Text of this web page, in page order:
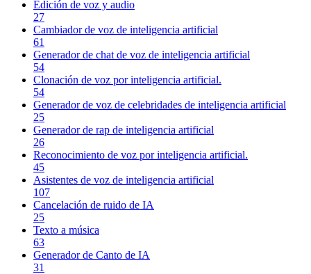
Edición de voz y audio
27
Cambiador de voz de inteligencia artificial
61
Generador de chat de voz de inteligencia artificial
54
Clonación de voz por inteligencia artificial.
54
Generador de voz de celebridades de inteligencia artificial
25
Generador de rap de inteligencia artificial
26
Reconocimiento de voz por inteligencia artificial.
45
Asistentes de voz de inteligencia artificial
107
Cancelación de ruido de IA
25
Texto a música
63
Generador de Canto de IA
31